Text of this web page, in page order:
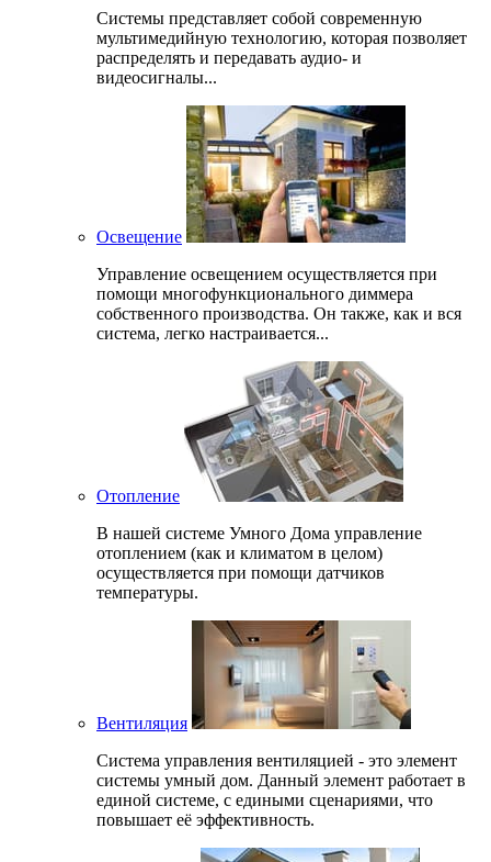
Системы представляет собой современную
мультимедийную технологию, которая позволяет
распределять и передавать аудио- и
видеосигналы...
Освещение
Управление освещением осуществляется при
помощи многофункционального диммера
собственного производства. Он также, как и вся
система, легко настраивается...
Отопление
В нашей системе Умного Дома управление
отоплением (как и климатом в целом)
осуществляется при помощи датчиков
температуры.
Вентиляция
Система управления вентиляцией - это элемент
системы умный дом. Данный элемент работает в
единой системе, с едиными сценариями, что
повышает её эффективность.